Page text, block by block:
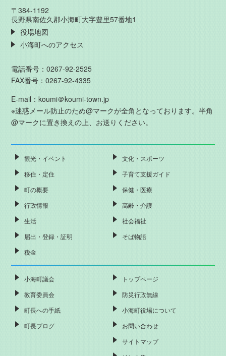
〒384-1192
長野県南佐久郡小海町大字豊里57番地1
役場地図
小海町へのアクセス
電話番号：0267-92-2525
FAX番号：0267-92-4335
E-mail：koumi＠koumi-town.jp
※迷惑メール防止のため@マークが全角となっております。半角
@マークに置き換えの上、お送りください。
観光・イベント
移住・定住
町の概要
行政情報
生活
届出・登録・証明
税金
文化・スポーツ
子育て支援ガイド
保健・医療
高齢・介護
社会福祉
そば物語
小海町議会
教育委員会
町長への手紙
町長ブログ
トップページ
防災行政無線
小海町役場について
お問い合わせ
サイトマップ